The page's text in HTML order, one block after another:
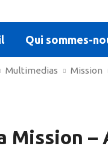
Qui sommes-
Multimedias Mission
Mission –